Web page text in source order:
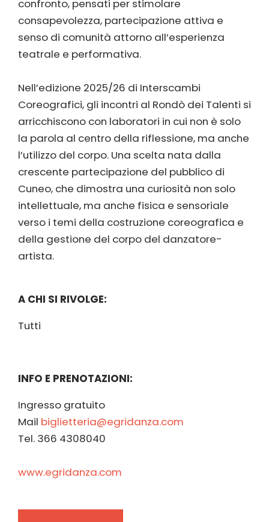
confronto, pensati per stimolare
consapevolezza, partecipazione attiva e
senso di comunità attorno all’esperienza
teatrale e performativa.
Nell’edizione 2025/26 di Interscambi
Coreografici, gli incontri al Rondò dei Talenti si
arricchiscono con laboratori in cui non è solo
la parola al centro della riflessione, ma anche
l’utilizzo del corpo. Una scelta nata dalla
crescente partecipazione del pubblico di
Cuneo, che dimostra una curiosità non solo
intellettuale, ma anche fisica e sensoriale
verso i temi della costruzione coreografica e
della gestione del corpo del danzatore-
artista.
A CHI SI RIVOLGE:
Tutti
INFO E PRENOTAZIONI:
Ingresso gratuito
Mail biglietteria@egridanza.com
Tel. 366 4308040
www.egridanza.com